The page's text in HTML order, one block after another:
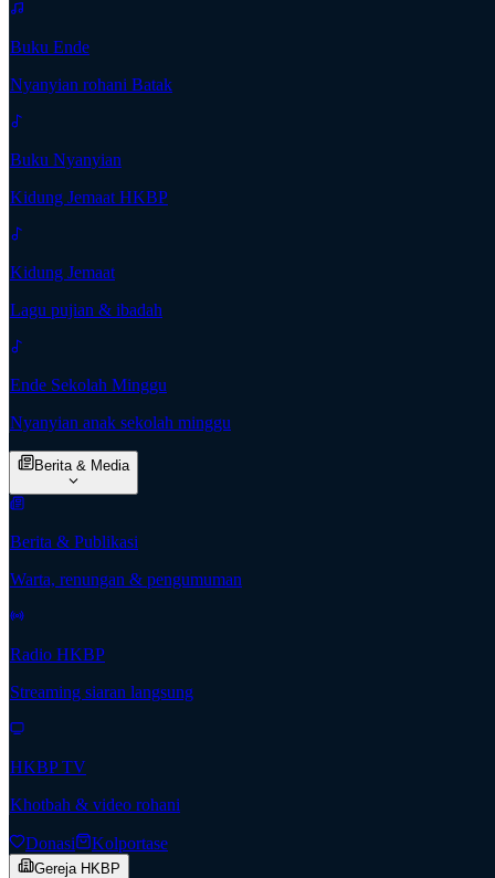
Buku Ende
Nyanyian rohani Batak
Buku Nyanyian
Kidung Jemaat HKBP
Kidung Jemaat
Lagu pujian & ibadah
Ende Sekolah Minggu
Nyanyian anak sekolah minggu
Berita & Media
Berita & Publikasi
Warta, renungan & pengumuman
Radio HKBP
Streaming siaran langsung
HKBP TV
Khotbah & video rohani
Donasi Kolportase
Gereja HKBP